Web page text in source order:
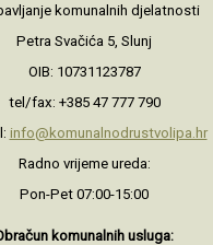
komunalnih djelatnosti
Petra Svačića 5, Slunj
OIB: 10731123787
tel/fax: +385 47 777 790
info@komunalnodrustvolipa.hr
Radno vrijeme ureda:
Pon-Pet 07:00-15:00
komunalnih usluga: